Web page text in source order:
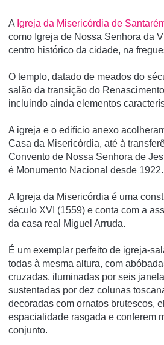
A Igreja da Misericórdia de
como Igreja de Nossa Senhora da
centro histórico da cidade, na
O templo, datado de meados do
salão da transição do
incluindo ainda elementos
A igreja e o edifí­cio anexo
Casa da Misericórdia, até à
Convento de Nossa Senhora de
é Monumento Nacional desde 1922.
A Igreja da Misericórdia é uma
século XVI (1559) e conta com a
da casa real Miguel Arruda.
É um exemplar perfeito de igreja-
todas à mesma altura, com
cruzadas, iluminadas por seis
sustentadas por dez colunas
decoradas com ornatos brutescos,
espacialidade rasgada e conferem
conjunto.